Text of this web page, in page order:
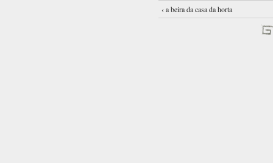
‹ a beira da casa da horta